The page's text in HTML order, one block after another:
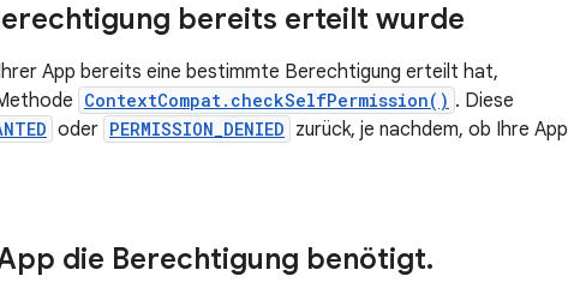
bereits erteilt wurde
App bereits eine bestimmte Berechtigung erteilt hat,
ContextCompat.checkSelfPermission() . Diese
oder PERMISSION_DENIED zurück, je nachdem, ob Ihre App
die Berechtigung benötigt.